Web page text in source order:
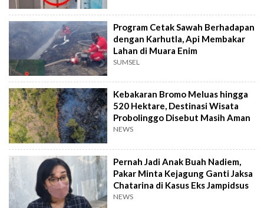
Program Cetak Sawah Berhadapan
dengan Karhutla, Api Membakar
Lahan di Muara Enim
SUMSEL
Kebakaran Bromo Meluas hingga
520 Hektare, Destinasi Wisata
Probolinggo Disebut Masih Aman
NEWS
Pernah Jadi Anak Buah Nadiem,
Pakar Minta Kejagung Ganti Jaksa
Chatarina di Kasus Eks Jampidsus
NEWS